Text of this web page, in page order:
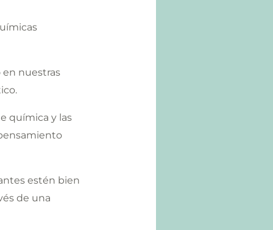
nuestras
química y las
estén bien
de una